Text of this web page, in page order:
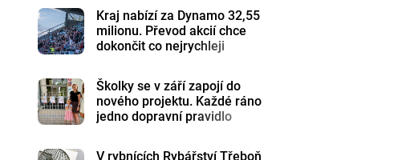
Kraj nabízí za Dynamo 32,55
milionu. Převod akcií chce
dokončit co nejrychleji
Školky se v září zapojí do
nového projektu. Každé ráno
jedno dopravní pravidlo
V rybnících Rybářství Třeboň